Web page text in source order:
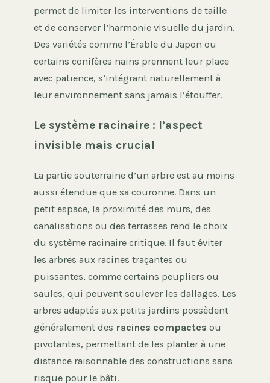
permet de limiter les interventions de taille
et de conserver l’harmonie visuelle du jardin.
Des variétés comme l’Érable du Japon ou
certains conifères nains prennent leur place
avec patience, s’intégrant naturellement à
leur environnement sans jamais l’étouffer.
Le système racinaire : l’aspect
invisible mais crucial
La partie souterraine d’un arbre est au moins
aussi étendue que sa couronne. Dans un
petit espace, la proximité des murs, des
canalisations ou des terrasses rend le choix
du système racinaire critique. Il faut éviter
les arbres aux racines traçantes ou
puissantes, comme certains peupliers ou
saules, qui peuvent soulever les dallages. Les
arbres adaptés aux petits jardins possèdent
généralement des racines compactes ou
pivotantes, permettant de les planter à une
distance raisonnable des constructions sans
risque pour le bâti.